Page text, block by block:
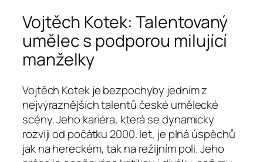
Vojtěch Kotek: Talentovaný
umělec s podporou milující
manželky
Vojtěch Kotek je bezpochyby jedním z
nejvýraznějších talentů české umělecké
scény. Jeho kariéra, která se dynamicky
rozvíjí od počátku 2000. let, je plná úspěchů
jak na hereckém, tak na režijním poli. Jeho